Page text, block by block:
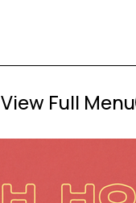
View Full Menu